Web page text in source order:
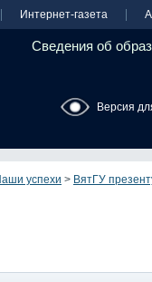
Интернет-газета
Сведения об
Версия
успехи > ВятГУ